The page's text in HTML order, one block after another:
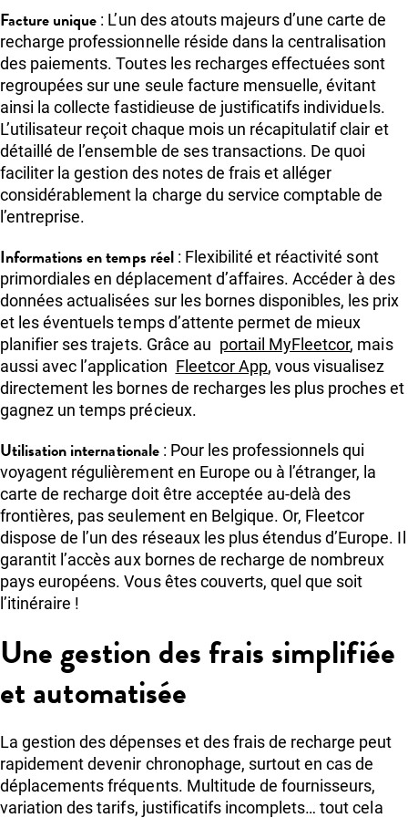
Facture unique : L’un des atouts majeurs d’une carte de
recharge professionnelle réside dans la centralisation
des paiements. Toutes les recharges effectuées sont
regroupées sur une seule facture mensuelle, évitant
ainsi la collecte fastidieuse de justificatifs individuels.
L’utilisateur reçoit chaque mois un récapitulatif clair et
détaillé de l’ensemble de ses transactions. De quoi
faciliter la gestion des notes de frais et alléger
considérablement la charge du service comptable de
l’entreprise.
Informations en temps réel: Flexibilité et réactivité sont
primordiales en déplacement d’affaires. Accéder à des
données actualisées sur les bornes disponibles, les prix
et les éventuels temps d’attente permet de mieux
planifier ses trajets. Grâce au portail MyFleetcor, mais
aussi avec l’application Fleetcor App, vous visualisez
directement les bornes de recharges les plus proches et
gagnez un temps précieux.
Utilisation internationale: Pour les professionnels qui
voyagent régulièrement en Europe ou à l’étranger, la
carte de recharge doit être acceptée au-delà des
frontières, pas seulement en Belgique. Or, Fleetcor
dispose de l’un des réseaux les plus étendus d’Europe. Il
garantit l’accès aux bornes de recharge de nombreux
pays européens. Vous êtes couverts, quel que soit
l’itinéraire !
Une gestion des frais simplifiée
et automatisée
La gestion des dépenses et des frais de recharge peut
rapidement devenir chronophage, surtout en cas de
déplacements fréquents. Multitude de fournisseurs,
variation des tarifs, justificatifs incomplets… tout cela